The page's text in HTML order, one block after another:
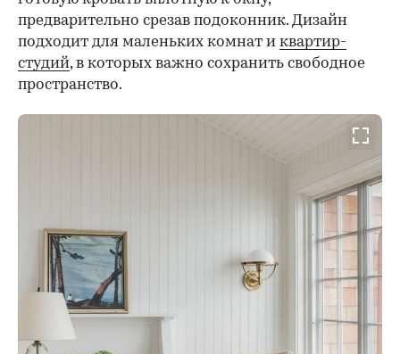
предварительно срезав подоконник. Дизайн
подходит для маленьких комнат и квартир-
студий, в которых важно сохранить свободное
пространство.